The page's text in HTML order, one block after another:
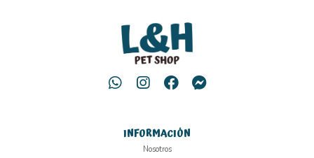
INFORMACIÓN
Nosotros